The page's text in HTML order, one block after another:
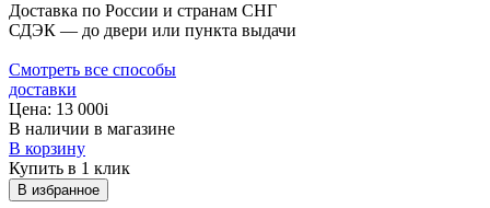
Доставка по России и странам СНГ
СДЭК — до двери или пункта выдачи
Смотреть все способы
доставки
Цена: 13 000i
В наличии в магазине
В корзину
Купить в 1 клик
В избранное